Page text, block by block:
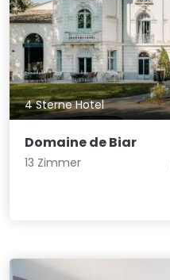
4 Sterne Hotel
Domaine de Biar
13 Zimmer